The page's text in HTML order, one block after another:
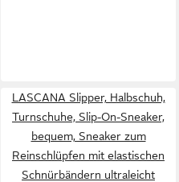
LASCANA Slipper, Halbschuh,
Turnschuhe, Slip-On-Sneaker,
bequem, Sneaker zum
Reinschlüpfen mit elastischen
Schnürbändern ultraleicht